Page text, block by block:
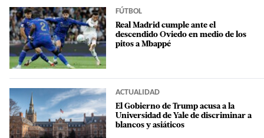
FÚTBOL
Real Madrid cumple ante el
descendido Oviedo en medio de los
pitos a Mbappé
ACTUALIDAD
El Gobierno de Trump acusa a la
Universidad de Yale de discriminar a
blancos y asiáticos